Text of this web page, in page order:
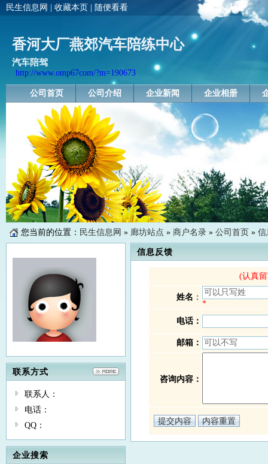
民生信息网 收藏本页 随便看看
香河大厂燕郊汽车陪练中心
汽车陪驾
http://www.omp67com/?m=190673
公司首页 公司介绍 企业新闻 企业相册
您当前的位置： 民生信息网 » 廊坊站点 » 商户名录 » 公司首页 » 信
联系方式
联系人：
电话：
QQ：
企业搜索
信息反馈
(认真
姓名 ：
*
电话：
邮箱：
咨询内容：